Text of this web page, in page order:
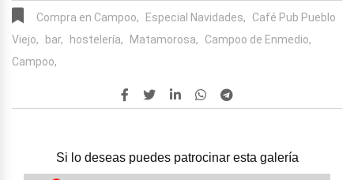
Compra en Campoo, Especial Navidades,
Café Pub Pueblo
Viejo,
bar, hostelería, Matamorosa,
Campoo de Enmedio,
Campoo,
Si lo deseas puedes patrocinar esta galería